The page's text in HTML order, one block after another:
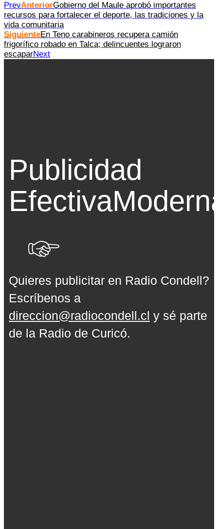
PrevAnteriorGobierno del Maule aprobó importantes
recursos para fortalecer el deporte, las tradiciones y la
vida comunitaria
SiguienteEn Teno carabineros recupera camión
frigorífico robado en Talca; delincuentes lograron
escaparNext
Publicidad
Efectiva
Quieres publicitar en Radio Condell?
Escríbenos a
direccion@radiocondell.cl y sé parte
de la Radio de Curicó.